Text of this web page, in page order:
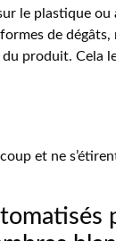
le plastique ou
de
produit. Cela
et ne